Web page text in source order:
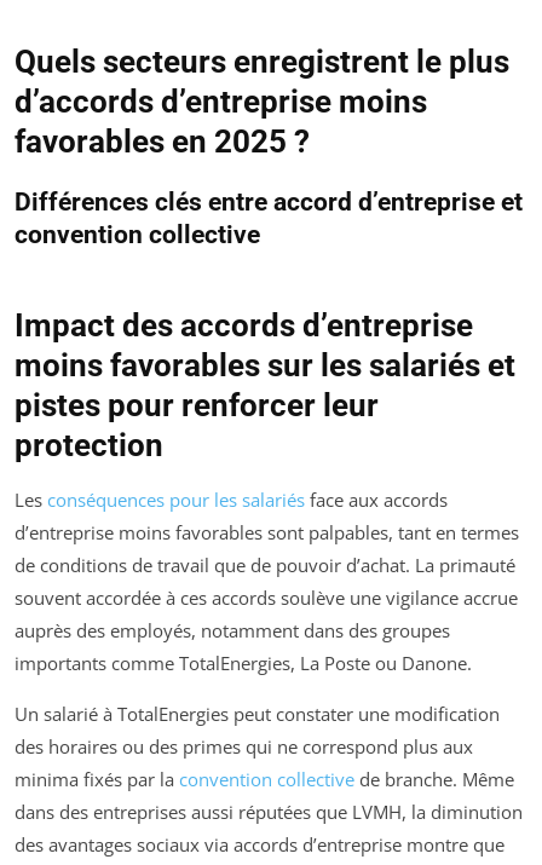
Quels secteurs enregistrent le plus
d’accords d’entreprise moins
favorables en 2025 ?
Différences clés entre accord d’entreprise et
convention collective
Impact des accords d’entreprise
moins favorables sur les salariés et
pistes pour renforcer leur
protection
Les conséquences pour les salariés face aux accords
d’entreprise moins favorables sont palpables, tant en termes
de conditions de travail que de pouvoir d’achat. La primauté
souvent accordée à ces accords soulève une vigilance accrue
auprès des employés, notamment dans des groupes
importants comme TotalEnergies, La Poste ou Danone.
Un salarié à TotalEnergies peut constater une modification
des horaires ou des primes qui ne correspond plus aux
minima fixés par la convention collective de branche. Même
dans des entreprises aussi réputées que LVMH, la diminution
des avantages sociaux via accords d’entreprise montre que